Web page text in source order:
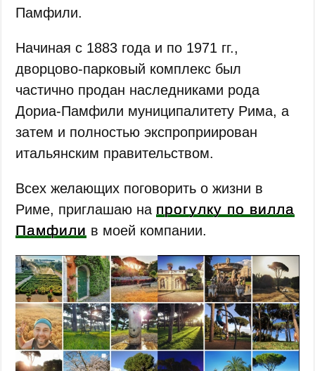
Памфили.
Начиная с 1883 года и по 1971 гг.,
дворцово-парковый комплекс был
частично продан наследниками рода
Дориа-Памфили муниципалитету Рима, а
затем и полностью экспроприирован
итальянским правительством.
Всех желающих поговорить о жизни в
Риме, приглашаю на прогулку по вилла
Памфили в моей компании.